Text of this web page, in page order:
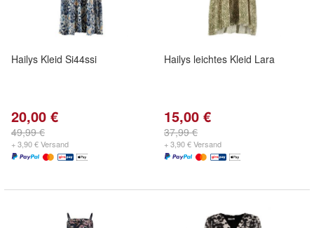
Hailys Kleid Si44ssi
20,00 €
49,99 €
+ 3,90 € Versand
Hailys leichtes Kleid Lara
15,00 €
37,99 €
+ 3,90 € Versand